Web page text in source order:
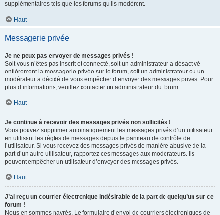
supplémentaires tels que les forums qu’ils modèrent.
Haut
Messagerie privée
Je ne peux pas envoyer de messages privés !
Soit vous n’êtes pas inscrit et connecté, soit un administrateur a désactivé
entièrement la messagerie privée sur le forum, soit un administrateur ou un
modérateur a décidé de vous empêcher d’envoyer des messages privés. Pour
plus d’informations, veuillez contacter un administrateur du forum.
Haut
Je continue à recevoir des messages privés non sollicités !
Vous pouvez supprimer automatiquement les messages privés d’un utilisateur
en utilisant les règles de messages depuis le panneau de contrôle de
l’utilisateur. Si vous recevez des messages privés de manière abusive de la
part d’un autre utilisateur, rapportez ces messages aux modérateurs. Ils
peuvent empêcher un utilisateur d’envoyer des messages privés.
Haut
J’ai reçu un courrier électronique indésirable de la part de quelqu’un sur ce
forum !
Nous en sommes navrés. Le formulaire d’envoi de courriers électroniques de